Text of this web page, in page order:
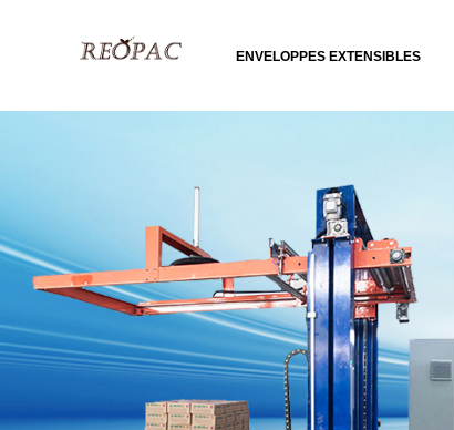
ENVELOPPES EXTENSIBLES